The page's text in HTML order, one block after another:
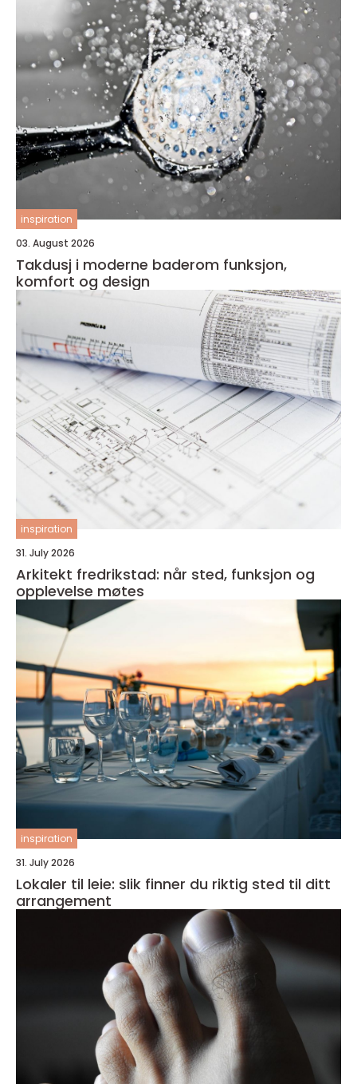
inspiration
03. August 2026
Takdusj i moderne baderom funksjon,
komfort og design
inspiration
31. July 2026
Arkitekt fredrikstad: når sted, funksjon og
opplevelse møtes
inspiration
31. July 2026
Lokaler til leie: slik finner du riktig sted til ditt
arrangement